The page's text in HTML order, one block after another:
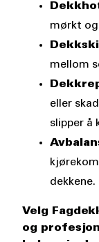
mørkt
mellom
eller
slipper å
dekkene.
Velg
og